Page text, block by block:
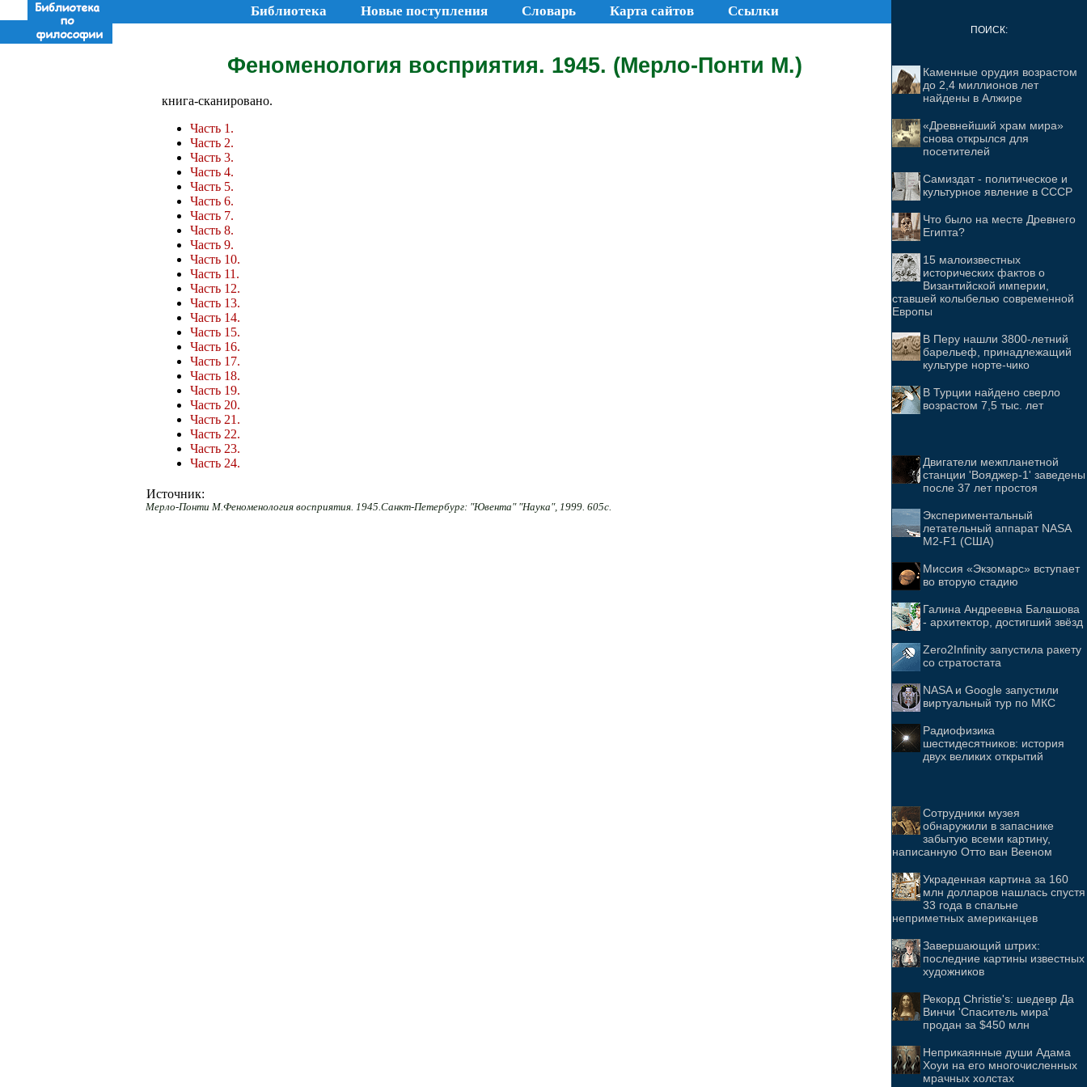
Библиотека Новые поступления Словарь Карта сайтов Ссылки
Феноменология восприятия. 1945. (Мерло-Понти М.)
книга-сканировано.
Часть 1.
Часть 2.
Часть 3.
Часть 4.
Часть 5.
Часть 6.
Часть 7.
Часть 8.
Часть 9.
Часть 10.
Часть 11.
Часть 12.
Часть 13.
Часть 14.
Часть 15.
Часть 16.
Часть 17.
Часть 18.
Часть 19.
Часть 20.
Часть 21.
Часть 22.
Часть 23.
Часть 24.
Источник:
Мерло-Понти М.Феноменология восприятия. 1945.Санкт-Петербург: "Ювента" "Наука", 1999. 605с.
ПОИСК:
Каменные орудия возрастом
до 2,4 миллионов лет
найдены в Алжире
«Древнейший храм мира»
снова открылся для
посетителей
Самиздат - политическое и
культурное явление в СССР
Что было на месте Древнего
Египта?
15 малоизвестных
исторических фактов о
Византийской империи,
ставшей колыбелью современной
Европы
В Перу нашли 3800-летний
барельеф, принадлежащий
культуре норте-чико
В Турции найдено сверло
возрастом 7,5 тыс. лет
Двигатели межпланетной
станции 'Вояджер-1' заведены
после 37 лет простоя
Экспериментальный
летательный аппарат NASA
M2-F1 (США)
Миссия «Экзомарс» вступает
во вторую стадию
Галина Андреевна Балашова
- архитектор, достигший звёзд
Zero2Infinity запустила ракету
со стратостата
NASA и Google запустили
виртуальный тур по МКС
Радиофизика
шестидесятников: история
двух великих открытий
Cотрудники музея
обнаружили в запаснике
забытую всеми картину,
написанную Отто ван Вееном
Украденная картина за 160
млн долларов нашлась спустя
33 года в спальне
неприметных американцев
Завершающий штрих:
последние картины известных
художников
Рекорд Christie's: шедевр Да
Винчи 'Спаситель мира'
продан за $450 млн
Неприкаянные души Адама
Хоуи на его многочисленных
мрачных холстах